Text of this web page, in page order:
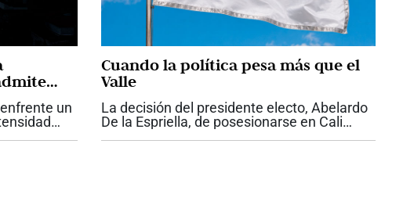
un
discusión
Cuando la política pesa más que el
Valle
La decisión del presidente electo, Abelardo
De la Espriella, de posesionarse en Cali
constituye uno de los mayores gestos